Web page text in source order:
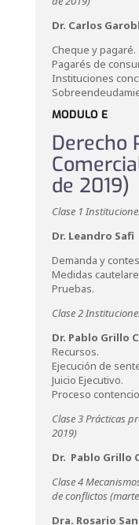
Dr. Carlos
Cheque y pagaré.
Pagarés de
Instituciones
MODULO E
Derecho
de 2019)
Clase 1
Dr. Leandro Safi
Demanda y
Medidas
Pruebas.
Clase 2
Dr. Pablo Grillo
Recursos.
Ejecución de
Juicio Ejecutivo.
Proceso
Clase 3 Prácticas
2019)
Dr. Pablo Grillo
Clase 4
de conflictos
Dra. Rosario